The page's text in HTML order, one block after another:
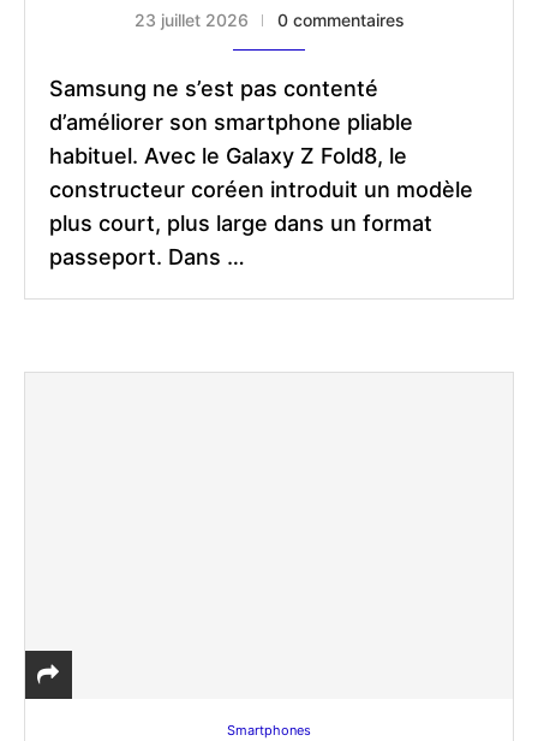
23 juillet 2026 0 commentaires
Samsung ne s’est pas contenté
d’améliorer son smartphone pliable
habituel. Avec le Galaxy Z Fold8, le
constructeur coréen introduit un modèle
plus court, plus large dans un format
passeport. Dans …
Smartphones